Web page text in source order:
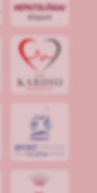
SPOR